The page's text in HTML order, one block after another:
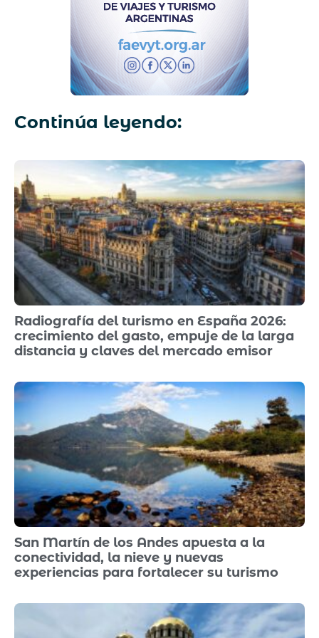
Continúa leyendo:
Radiografía del turismo en España 2026:
crecimiento del gasto, empuje de la larga
distancia y claves del mercado emisor
San Martín de los Andes apuesta a la
conectividad, la nieve y nuevas
experiencias para fortalecer su turismo